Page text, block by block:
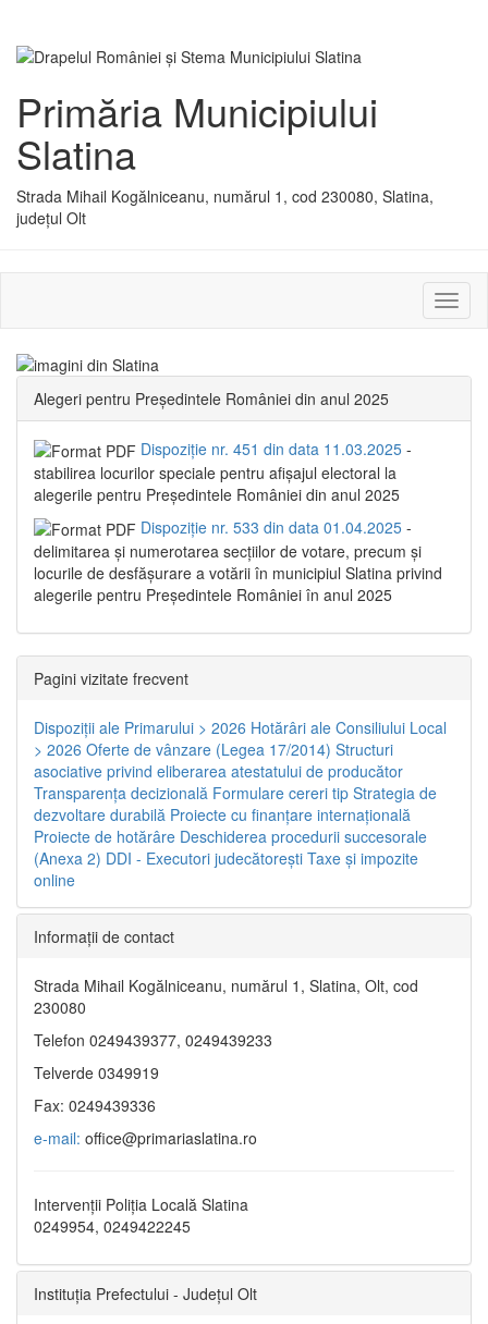
Primăria Municipiului
Slatina
Strada Mihail Kogălniceanu, numărul 1, cod 230080, Slatina,
județul Olt
sau
Alegeri pentru Președintele României din anul 2025
Dispoziție nr. 451 din data 11.03.2025 -
stabilirea locurilor speciale pentru afișajul electoral la
alegerile pentru Președintele României din anul 2025
Dispoziție nr. 533 din data 01.04.2025 -
delimitarea şi numerotarea secţiilor de votare, precum şi
locurile de desfăşurare a votării în municipiul Slatina privind
alegerile pentru Preşedintele României în anul 2025
Pagini vizitate frecvent
Dispoziţii ale Primarului > 2026 Hotărâri ale Consiliului Local
> 2026 Oferte de vânzare (Legea 17/2014) Structuri
asociative privind eliberarea atestatului de producător
Transparenţa decizională Formulare cereri tip Strategia de
dezvoltare durabilă Proiecte cu finanţare internaţională
Proiecte de hotărâre Deschiderea procedurii succesorale
(Anexa 2) DDI - Executori judecătorești Taxe şi impozite
online
Informaţii de contact
Strada Mihail Kogălniceanu, numărul 1, Slatina, Olt, cod
230080
Telefon 0249439377, 0249439233
Telverde 0349919
Fax: 0249439336
e-mail: office@primariaslatina.ro
Intervenții Poliția Locală Slatina
0249954, 0249422245
Instituția Prefectului - Județul Olt